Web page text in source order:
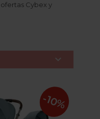
Cybex y

-10%